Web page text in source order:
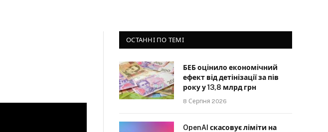
ОСТАННІ ПО ТЕМІ
БЕБ оцінило економічний
ефект від детінізації за пів
року у 13,8 млрд грн
8 Серпня 2026
OpenAI скасовує ліміти на